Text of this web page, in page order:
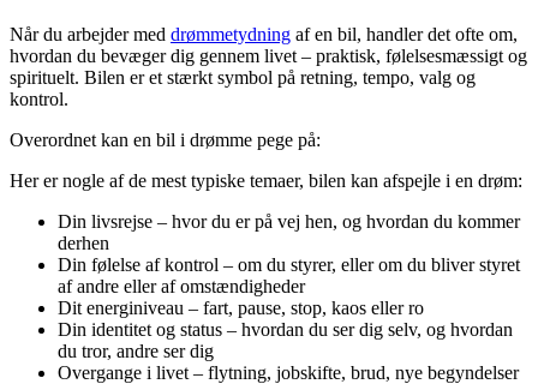
Når du arbejder med drømmetydning af en bil, handler det ofte om,
hvordan du bevæger dig gennem livet – praktisk, følelsesmæssigt og
spirituelt. Bilen er et stærkt symbol på retning, tempo, valg og
kontrol.
Overordnet kan en bil i drømme pege på:
Her er nogle af de mest typiske temaer, bilen kan afspejle i en drøm:
Din livsrejse – hvor du er på vej hen, og hvordan du kommer
derhen
Din følelse af kontrol – om du styrer, eller om du bliver styret
af andre eller af omstændigheder
Dit energiniveau – fart, pause, stop, kaos eller ro
Din identitet og status – hvordan du ser dig selv, og hvordan
du tror, andre ser dig
Overgange i livet – flytning, jobskifte, brud, nye begyndelser